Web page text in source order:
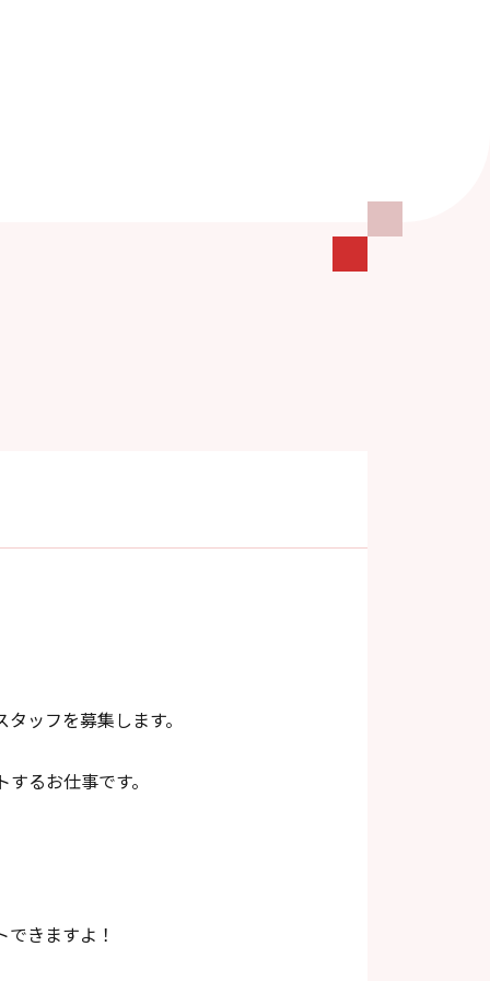
ッフを募集します。
るお仕事です。
きますよ！